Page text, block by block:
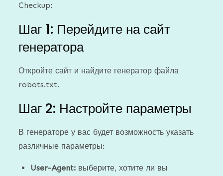
Checkup:
Шаг 1: Перейдите на сайт
генератора
Откройте сайт и найдите генератор файла
robots.txt.
Шаг 2: Настройте параметры
В генераторе у вас будет возможность указать
различные параметры:
User-Agent: выберите, хотите ли вы